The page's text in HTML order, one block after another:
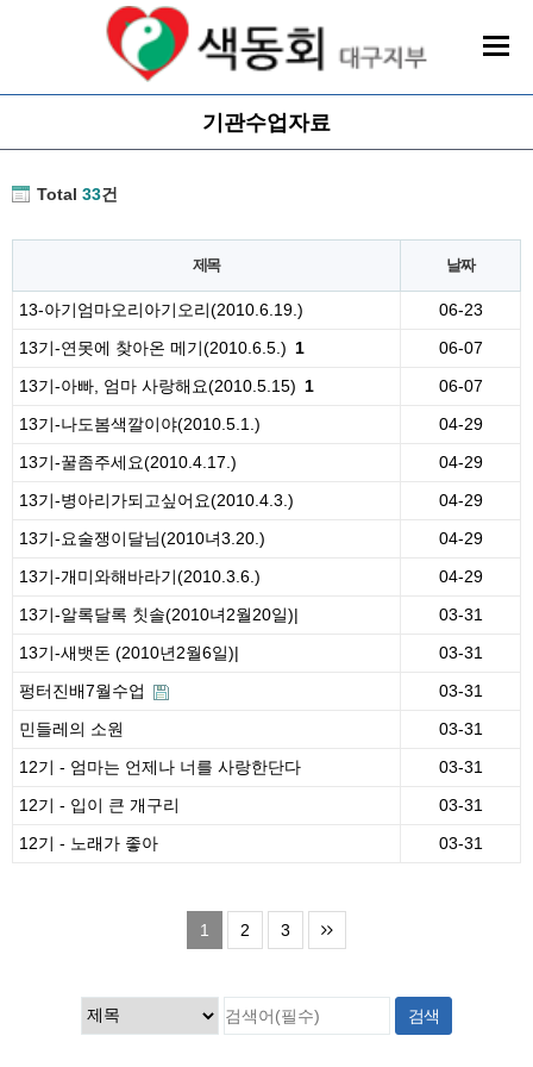
기관수업자료
Total 33건
제목 날짜
13-아기엄마오리아기오리(2010.6.19.)
06-23
13기-연못에 찾아온 메기(2010.6.5.) 1
06-07
13기-아빠, 엄마 사랑해요(2010.5.15) 1
06-07
13기-나도봄색깔이야(2010.5.1.)
04-29
13기-꿀좀주세요(2010.4.17.)
04-29
13기-병아리가되고싶어요(2010.4.3.)
04-29
13기-요술쟁이달님(2010녀3.20.)
04-29
13기-개미와해바라기(2010.3.6.)
04-29
13기-알록달록 칫솔(2010녀2월20일)|
03-31
13기-새뱃돈 (2010년2월6일)|
03-31
펑터진배7월수업
03-31
민들레의 소원
03-31
12기 - 엄마는 언제나 너를 사랑한단다
03-31
12기 - 입이 큰 개구리
03-31
12기 - 노래가 좋아
03-31
1 2 3